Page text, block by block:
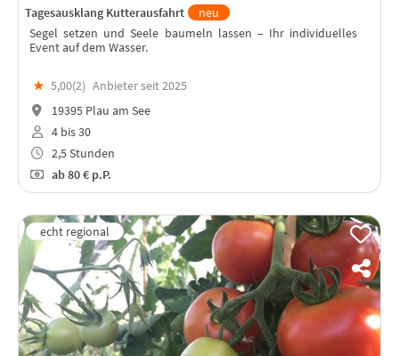
Tagesausklang Kutterausfahrt
neu
Segel setzen und Seele baumeln lassen – Ihr individuelles
Event auf dem Wasser.
★ 5,00(2) Anbieter seit 2025
19395 Plau am See
4 bis 30
2,5 Stunden
ab80 € p.P.